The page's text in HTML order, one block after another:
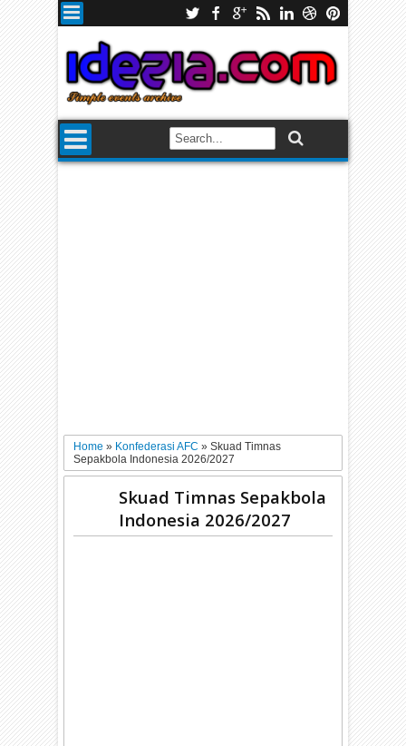
Home» Konfederasi AFC»Skuad Timnas
Sepakbola Indonesia 2026/2027
Skuad Timnas Sepakbola
Indonesia 2026/2027